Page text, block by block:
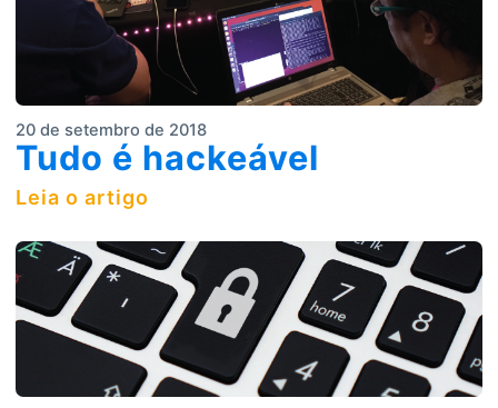
20 de setembro de 2018
Tudo é hackeável
Leia o artigo